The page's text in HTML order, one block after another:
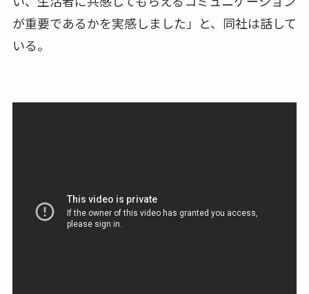
が重要であるかを実感しました」と、同社は話して
いる。